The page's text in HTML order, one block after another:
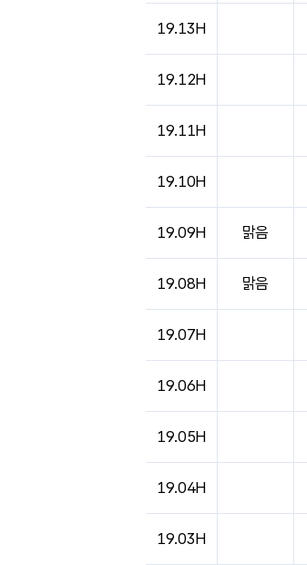
19.13H
19.12H
19.11H
19.10H
19.09H 맑음
19.08H 맑음
19.07H
19.06H
19.05H
19.04H
19.03H